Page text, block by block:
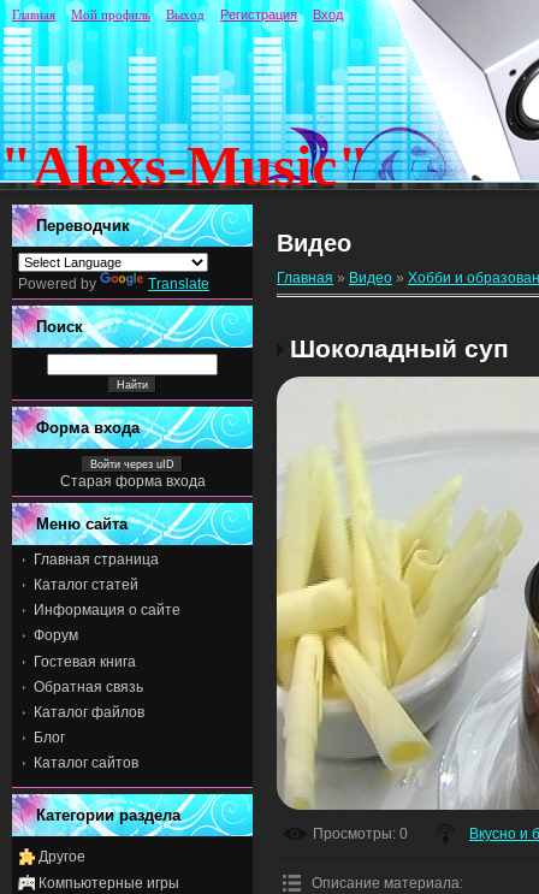
"Alexs-Music"
Главная Мой профиль Выход Регистрация Вход
Переводчик
Powered by Translate
Поиск
Форма входа
Войти через uID
Старая форма входа
Меню сайта
Главная страница
Каталог статей
Информация о сайте
Форум
Гостевая книга
Обратная связь
Каталог файлов
Блог
Каталог сайтов
Категории раздела
Другое
Компьютерные игры
Видео
Главная » Видео » Хобби и
Шоколадный суп
Просмотры: 0 Вкусно и
Описание материала: